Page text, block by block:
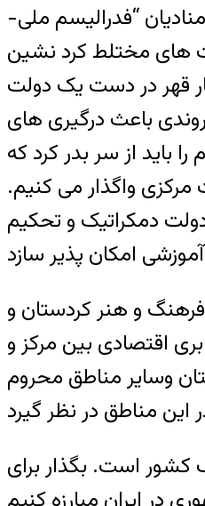
“فدرالیسم ملی-
های مختلط کرد نشین
قهر در دست یک دولت
باعث درگیری های
از سر بدر کرد که
واگذار می کنیم.
دمکراتیک و تحکیم
و هنر کردستان و
اقتصادی بین مرکز و
وسایر مناطق محروم
کشور است. بگذار برای